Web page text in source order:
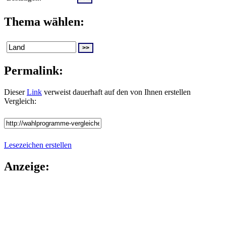
Thema wählen:
Permalink:
DieserLink verweist dauerhaft auf den von Ihnen erstellen
Vergleich:
Lesezeichen erstellen
Anzeige: